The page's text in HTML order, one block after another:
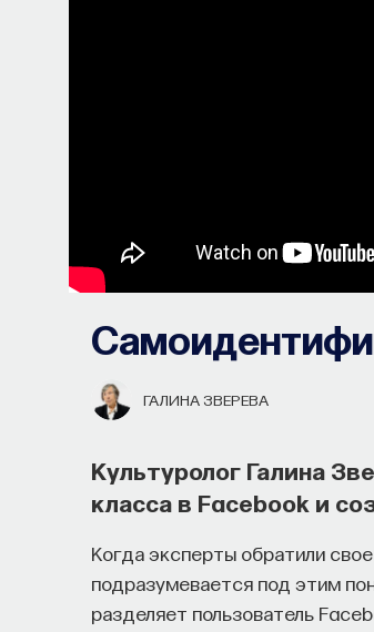
ГАЛИНА ЗВЕРЕВА
Культуролог Галина
класса в Facebook и
Когда эксперты обратили
подразумевается под этим
разделяет пользователь
Как философия